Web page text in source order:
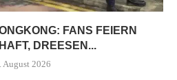
FANS FEIERN
DREESEN...
August 2026